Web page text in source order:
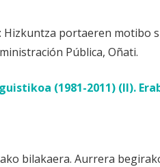
Hizkuntza portaeren motibo
Pública, Oñati.
(1981-2011) (II).
bilakaera. Aurrera